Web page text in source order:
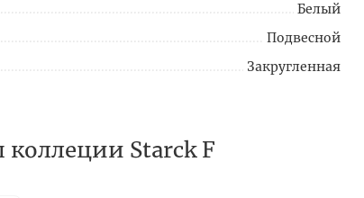
Белый
Подвесной
Закругленная
коллеции Starck F